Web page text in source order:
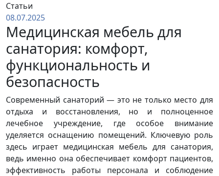
Статьи
08.07.2025
Медицинская мебель для
санатория: комфорт,
функциональность и
безопасность
Современный санаторий — это не только место для
отдыха и восстановления, но и полноценное
лечебное учреждение, где особое внимание
уделяется оснащению помещений. Ключевую роль
здесь играет медицинская мебель для санатория,
ведь именно она обеспечивает комфорт пациентов,
эффективность работы персонала и соблюдение